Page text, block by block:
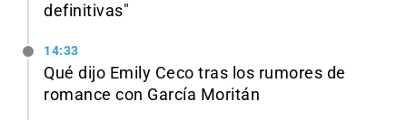
definitivas"
14:33
Qué dijo Emily Ceco tras los rumores de
romance con García Moritán